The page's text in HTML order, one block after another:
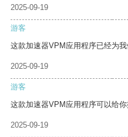
2025-09-19
游客
这款加速器VPM应用程序已经为
2025-09-19
游客
这款加速器VPM应用程序可以给
2025-09-19